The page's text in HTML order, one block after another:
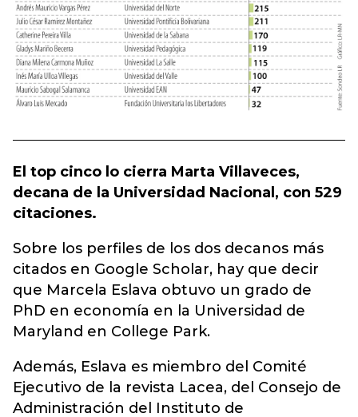
El top cinco lo cierra Marta Villaveces,
decana de la Universidad Nacional, con 529
citaciones.
Sobre los perfiles de los dos decanos más
citados en Google Scholar, hay que decir
que Marcela Eslava obtuvo un grado de
PhD en economía en la Universidad de
Maryland en College Park.
Además, Eslava es miembro del Comité
Ejecutivo de la revista Lacea, del Consejo de
Administración del Instituto de